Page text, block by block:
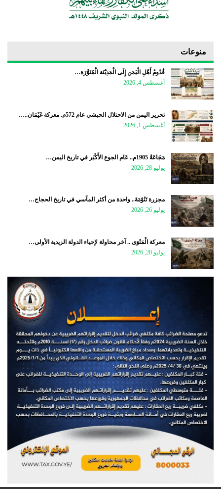
منوعات
قُدُومُ أَهْلِ الْيَمَن إِلَى الْمَدِيْنَة الْمُنَوَّرَة…
أغسطس 4, 2026
تحرير اليمن من الاحتلال الحبشي عام 572م. معركة غَيْمَان..…
أغسطس 1, 2026
مَجَاعَةُ 1905م.. عَام الجوع الأَكْبَر في تاريخ اليمن…
يوليو 28, 2026
مجزرة تَنُوْمَةَ.. واحدة من أكثر المآسي في تاريخ الحجاج…
يوليو 26, 2026
معركة الْمَنْوَى .. آخر محاولة لإحياء الدولة الزيدية الأولى…
يوليو 20, 2026